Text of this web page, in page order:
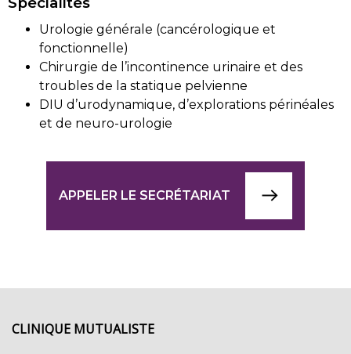
Urologie générale (cancérologique et
fonctionnelle)
Chirurgie de l’incontinence urinaire et des
troubles de la statique pelvienne
DIU d’urodynamique, d’explorations périnéales
et de neuro-urologie
APPELER LE SECRÉTARIAT
CLINIQUE MUTUALISTE